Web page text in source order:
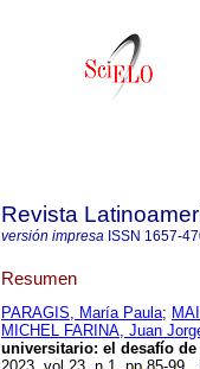
Revista
versión impresa ISSN 1657-
Resumen
PARAGIS, María Paula;
MICHEL FARINA, Juan
universitario: el desafío